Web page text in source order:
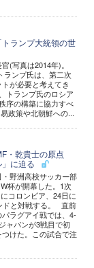
ランプ大統領の世
(写真は2014年)。
ランプ氏は、第二次
が必要と考えてき
トランプ氏のロシア
序の構築に協力すべ
政策や北朝鮮への...
・乾貴士の原点
」に迫る
野洲高校サッカー部
杯が開幕した。1次
コロンビア、24日に
ドと対戦する。 直前
ラグアイ戦では、4-
ャパンが3戦目で初
けた。この試合で注